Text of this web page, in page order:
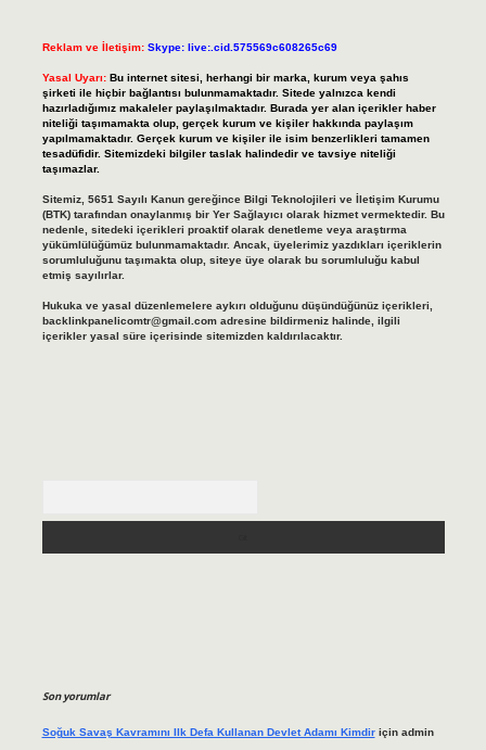
Reklam ve İletişim: Skype: live:.cid.575569c608265c69
Yasal Uyarı: Bu internet sitesi, herhangi bir marka, kurum veya şahıs
şirketi ile hiçbir bağlantısı bulunmamaktadır. Sitede yalnızca kendi
hazırladığımız makaleler paylaşılmaktadır. Burada yer alan içerikler haber
niteliği taşımamakta olup, gerçek kurum ve kişiler hakkında paylaşım
yapılmamaktadır. Gerçek kurum ve kişiler ile isim benzerlikleri tamamen
tesadüfidir. Sitemizdeki bilgiler taslak halindedir ve tavsiye niteliği
taşımazlar.
Sitemiz, 5651 Sayılı Kanun gereğince Bilgi Teknolojileri ve İletişim Kurumu
(BTK) tarafından onaylanmış bir Yer Sağlayıcı olarak hizmet vermektedir. Bu
nedenle, sitedeki içerikleri proaktif olarak denetleme veya araştırma
yükümlülüğümüz bulunmamaktadır. Ancak, üyelerimiz yazdıkları içeriklerin
sorumluluğunu taşımakta olup, siteye üye olarak bu sorumluluğu kabul
etmiş sayılırlar.
Hukuka ve yasal düzenlemelere aykırı olduğunu düşündüğünüz içerikleri,
backlinkpanelicomtr@gmail.comadresine bildirmeniz halinde, ilgili
içerikler yasal süre içerisinde sitemizden kaldırılacaktır.
Son yorumlar
Soğuk Savaş Kavramını Ilk Defa Kullanan Devlet Adamı Kimdiriçin admin